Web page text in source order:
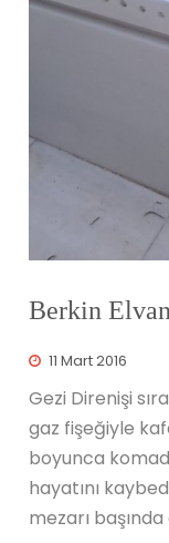
Berkin Elvan
11 Mart 2016
Gezi Direnişi
gaz fişeğiyle
boyunca
hayatını
mezarı başında